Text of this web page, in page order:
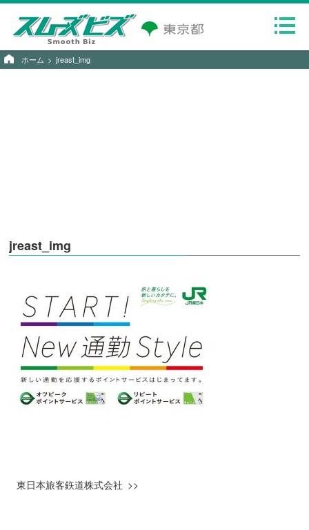
ホーム jreast_img
jreast_img
東日本旅客鉃道株式会社